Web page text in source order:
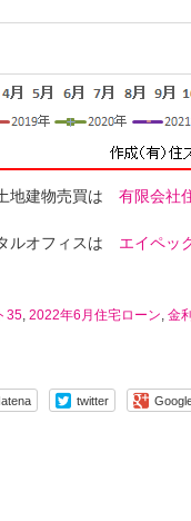
地建物売買は有限会社
ルオフィスは エイペッ
35,2022年6月住宅ローン,金
twitter